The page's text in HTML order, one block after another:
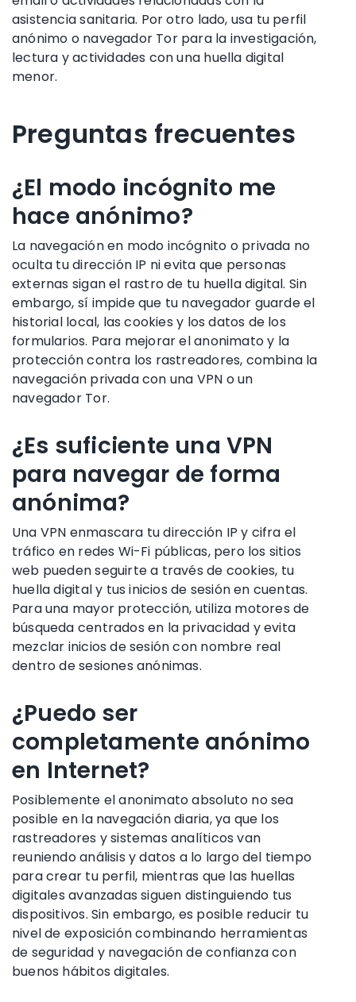
asistencia sanitaria. Por otro lado, usa tu perfil
anónimo o navegador Tor para la investigación,
lectura y actividades con una huella digital
menor.
Preguntas frecuentes
¿El modo incógnito me
hace anónimo?
La navegación en modo incógnito o privada no
oculta tu dirección IP ni evita que personas
externas sigan el rastro de tu huella digital. Sin
embargo, sí impide que tu navegador guarde el
historial local, las cookies y los datos de los
formularios. Para mejorar el anonimato y la
protección contra los rastreadores, combina la
navegación privada con una VPN o un
navegador Tor.
¿Es suficiente una VPN
para navegar de forma
anónima?
Una VPN enmascara tu dirección IP y cifra el
tráfico en redes Wi-Fi públicas, pero los sitios
web pueden seguirte a través de cookies, tu
huella digital y tus inicios de sesión en cuentas.
Para una mayor protección, utiliza motores de
búsqueda centrados en la privacidad y evita
mezclar inicios de sesión con nombre real
dentro de sesiones anónimas.
¿Puedo ser
completamente anónimo
en Internet?
Posiblemente el anonimato absoluto no sea
posible en la navegación diaria, ya que los
rastreadores y sistemas analíticos van
reuniendo análisis y datos a lo largo del tiempo
para crear tu perfil, mientras que las huellas
digitales avanzadas siguen distinguiendo tus
dispositivos. Sin embargo, es posible reducir tu
nivel de exposición combinando herramientas
de seguridad y navegación de confianza con
buenos hábitos digitales.